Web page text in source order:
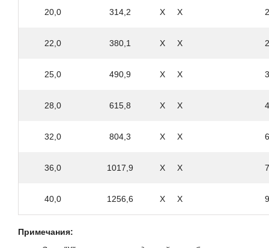
ТУ 1381-012-05757848
ТУ 1381-158-0147016
ТУ 14-104-4632-93
ТУ 14-158-135-2003
ТУ 1469-011-
ТУ 26-0303-1532-84
78786272-2007
20,0 314,2 Х Х
22,0 380,1 Х Х
25,0 490,9 Х Х
28,0 615,8 Х Х
32,0 804,3 Х Х
36,0 1017,9 Х Х
40,0 1256,6 Х Х
Примечания: